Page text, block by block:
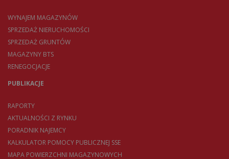
WYNAJEM MAGAZYNÓW
SPRZEDAŻ NIERUCHOMOŚCI
SPRZEDAŻ GRUNTÓW
MAGAZYNY BTS
RENEGOCJACJE
PUBLIKACJE
RAPORTY
AKTUALNOŚCI Z RYNKU
PORADNIK NAJEMCY
KALKULATOR POMOCY PUBLICZNEJ SSE
MAPA POWIERZCHNI MAGAZYNOWYCH